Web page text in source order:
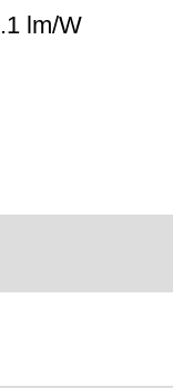
lm/W